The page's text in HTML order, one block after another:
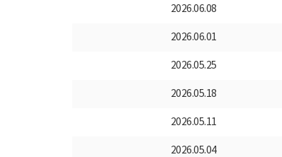
2026.06.08
2026.06.01
2026.05.25
2026.05.18
2026.05.11
2026.05.04